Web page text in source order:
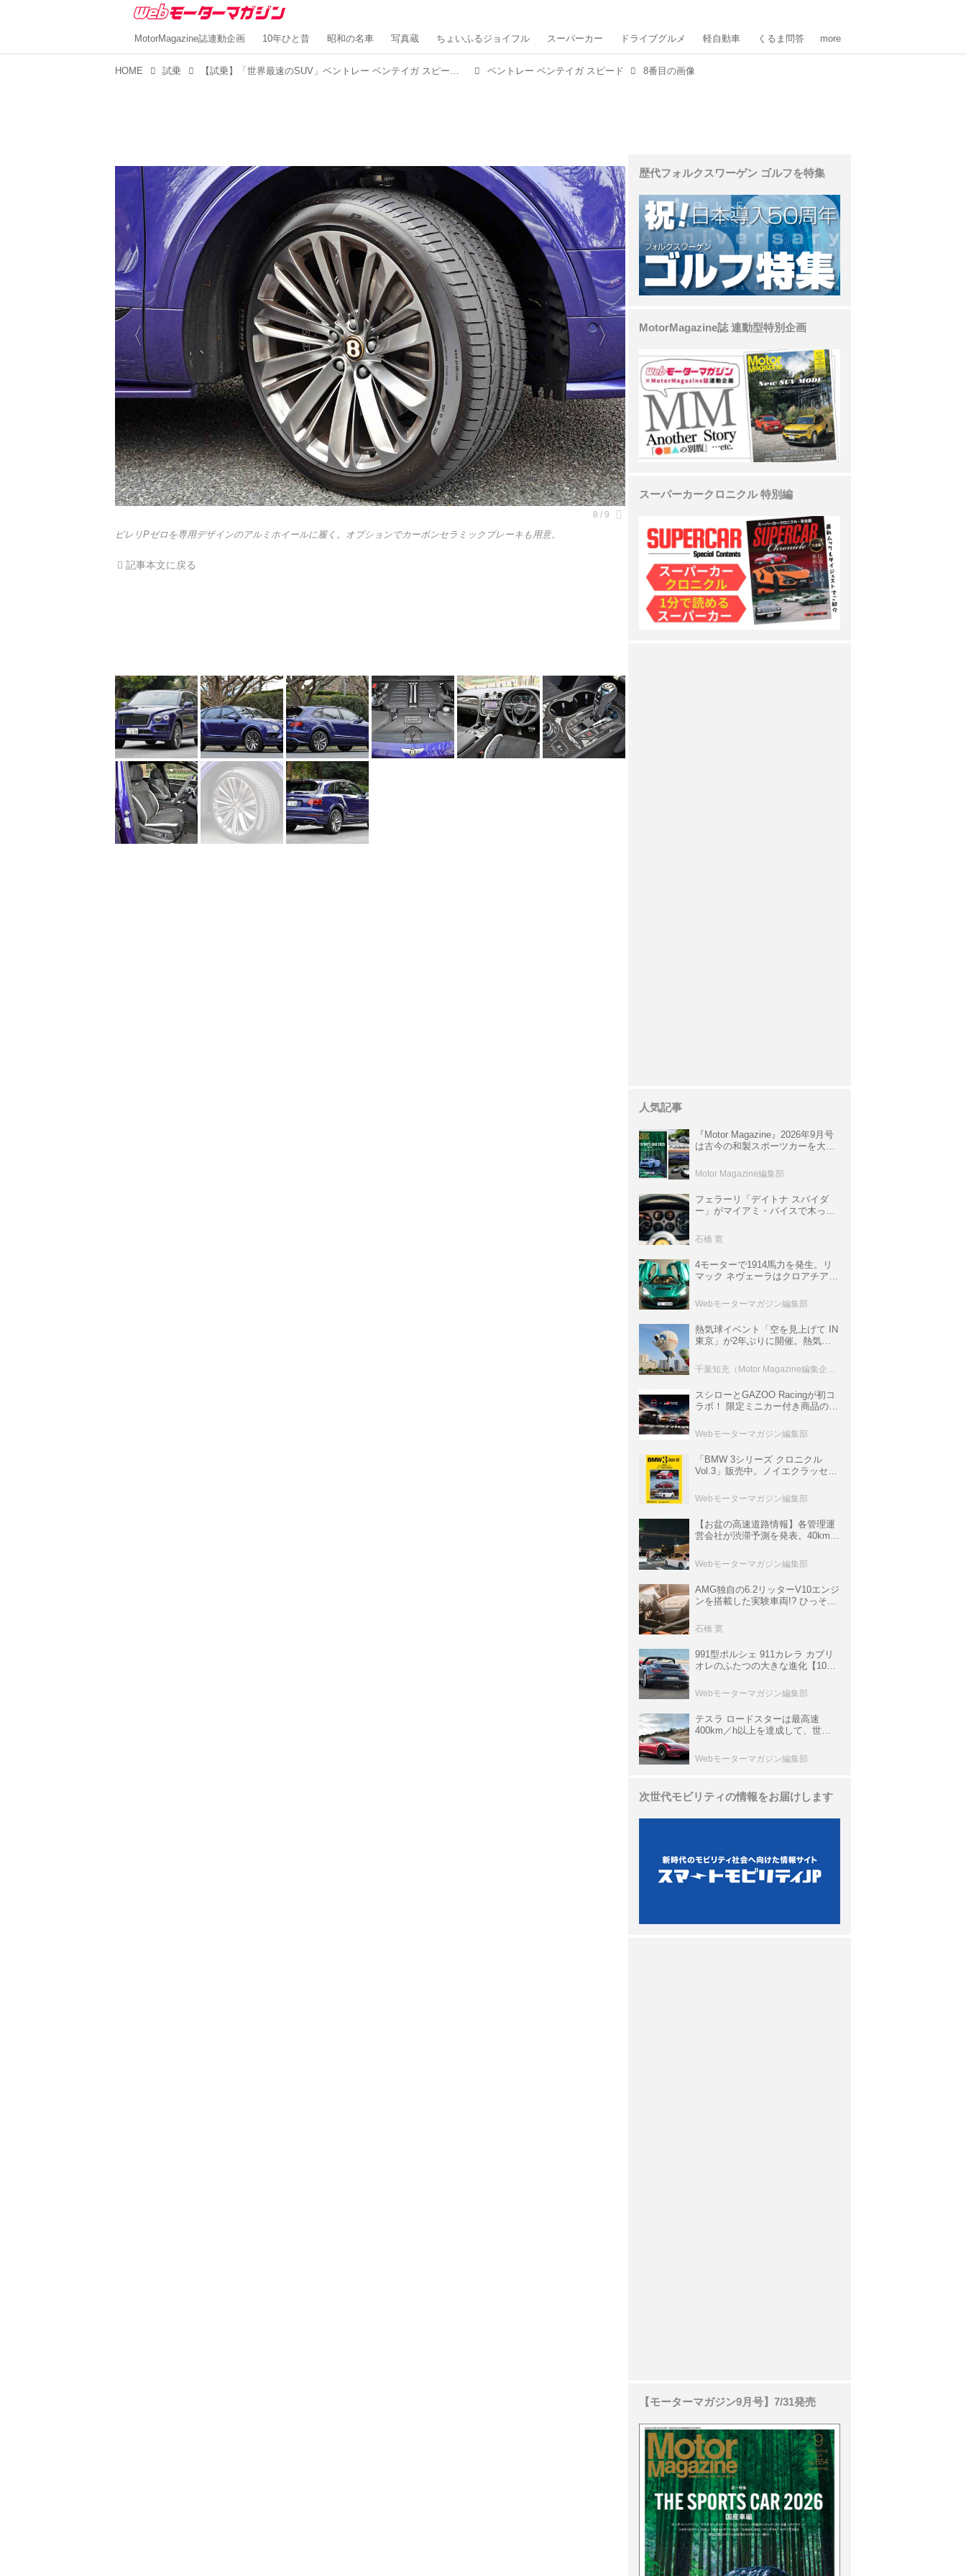
MotorMagazine誌連動企画 10年ひと昔 昭和の名車 写真蔵 ちょいふるジョイフル スーパーカー ドライブグルメ 軽自動車 くるま問答 more
HOME 試乗 【試乗】「世界最速のSUV」ベントレー ベンテイガ スピードに乗ってみた！ ベントレー ベンテイガ スピード 8番目の画像
ピレリPゼロを専用デザインのアルミホイールに履く。オプションでカーボンセラミックブレーキも用意。
記事本文に戻る
歴代フォルクスワーゲン ゴルフを特集
MotorMagazine誌 連動型特別企画
スーパーカークロニクル 特別編
人気記事
『Motor Magazine』2026年9月号
は古今の和製スポーツカーを大特
情報も満載
Motor Magazine編集部
フェラーリ「デイトナ スパイダ
ー」がマイアミ・バイスで木っ端
サ」に化けた理由
石橋 寛
4モーターで1914馬力を発生。リ
マック ネヴェーラはクロアチア発
ロニクル・完全版／115】
Webモーターマガジン編集部
熱気球イベント「空を見上げて IN
東京」が2年ぶりに開催。熱気球
室などのコンテンツも
スシローとGAZOO Racingが初コ
ラボ！ 限定ミニカー付き商品の
ト体験があたる抽選企画などを展
開
Webモーターマガジン編集部
「BMW 3シリーズ クロニクル
Vol.3」販売中。ノイエクラッセか
ムック
Webモーターマガジン編集部
【お盆の高速道路情報】各管理運
営会社が渋滞予測を発表。40km以
数ある
Webモーターマガジン編集部
AMG独自の6.2リッターV10エンジ
ンを搭載した実験車両!? ひっそり
P900 プロトタイプ」とは
石橋 寛
991型ポルシェ 911カレラ カブリ
オレのふたつの大きな進化【10年
Webモーターマガジン編集部
テスラ ロードスターは最高速
400km／h以上を達成して、世界
ーカークロニクル・完全版／
113】
Webモーターマガジン編集部
次世代モビリティの情報をお届けします
【モーターマガジン9月号】7/31発売